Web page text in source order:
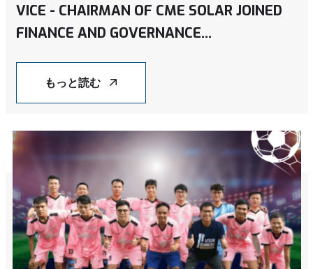
VICE - CHAIRMAN OF CME SOLAR JOINED
FINANCE AND GOVERNANCE
TRANSITION HOSTED BY THE UNITED
NATIONS DEVELOPMENT PROGRAMME
もっと読む